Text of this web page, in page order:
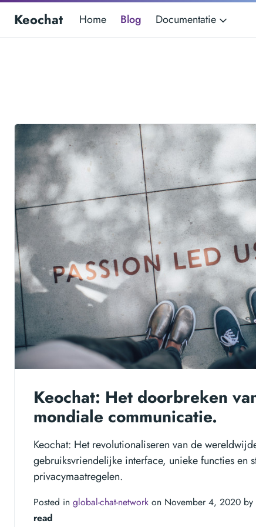
Keochat Home Blog Documentatie
Keochat: Het doorbreken
mondiale communicatie.
Keochat: Het revolutionaliseren van de
gebruiksvriendelijke interface, unieke functies en
privacymaatregelen.
Posted in global-chat-network on November 4, 2020 by
read